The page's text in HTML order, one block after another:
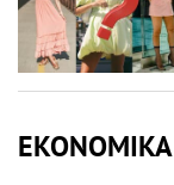
EKONOMIKA